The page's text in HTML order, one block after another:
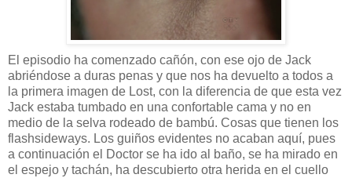
El episodio ha comenzado cañón, con ese ojo de Jack
abriéndose a duras penas y que nos ha devuelto a todos a
la primera imagen de Lost, con la diferencia de que esta vez
Jack estaba tumbado en una confortable cama y no en
medio de la selva rodeado de bambú. Cosas que tienen los
flashsideways. Los guiños evidentes no acaban aquí, pues
a continuación el Doctor se ha ido al baño, se ha mirado en
el espejo y tachán, ha descubierto otra herida en el cuello